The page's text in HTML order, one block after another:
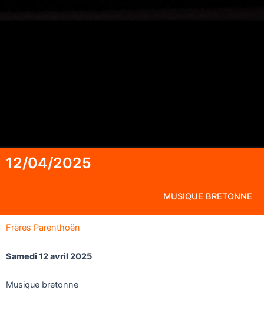
12/04/2025
MUSIQUE BRETONNE
Frères Parenthoën
Samedi 12 avril 2025
Musique bretonne